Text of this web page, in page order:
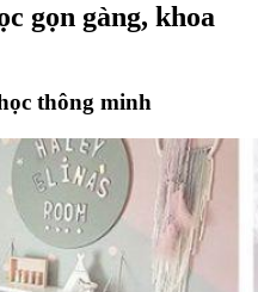
gọn gàng, khoa
thông minh